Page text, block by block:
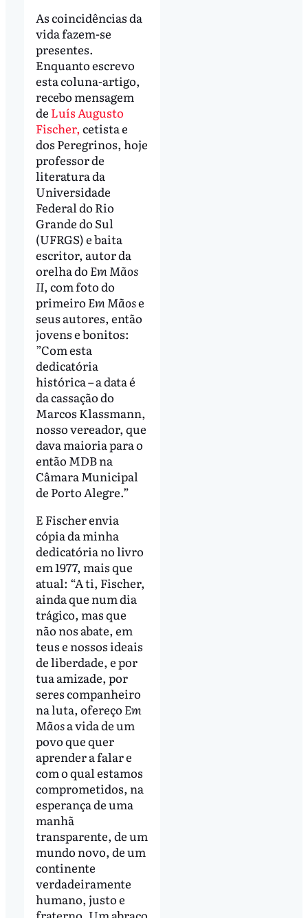
As coincidências da
vida fazem-se
presentes.
Enquanto escrevo
esta coluna-artigo,
recebo mensagem
de Luís Augusto
Fischer, cetista e
dos Peregrinos, hoje
professor de
literatura da
Universidade
Federal do Rio
Grande do Sul
(UFRGS) e baita
escritor, autor da
orelha do Em Mãos
II, com foto do
primeiro Em Mãose
seus autores, então
jovens e bonitos:
”Com esta
dedicatória
histórica – a data é
da cassação do
Marcos Klassmann,
nosso vereador, que
dava maioria para o
então MDB na
Câmara Municipal
de Porto Alegre.”
E Fischer envia
cópia da minha
dedicatória no livro
em 1977, mais que
atual: “A ti, Fischer,
ainda que num dia
trágico, mas que
não nos abate, em
teus e nossos ideais
de liberdade, e por
tua amizade, por
seres companheiro
na luta, ofereço Em
Mãosa vida de um
povo que quer
aprender a falar e
com o qual estamos
comprometidos, na
esperança de uma
manhã
transparente, de um
mundo novo, de um
continente
verdadeiramente
humano, justo e